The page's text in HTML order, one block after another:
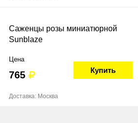
Саженцы розы миниатюрной
Sunblaze
Цена
765 Купить
Доставка: Москва